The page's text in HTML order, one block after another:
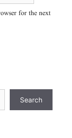
for the next
Search